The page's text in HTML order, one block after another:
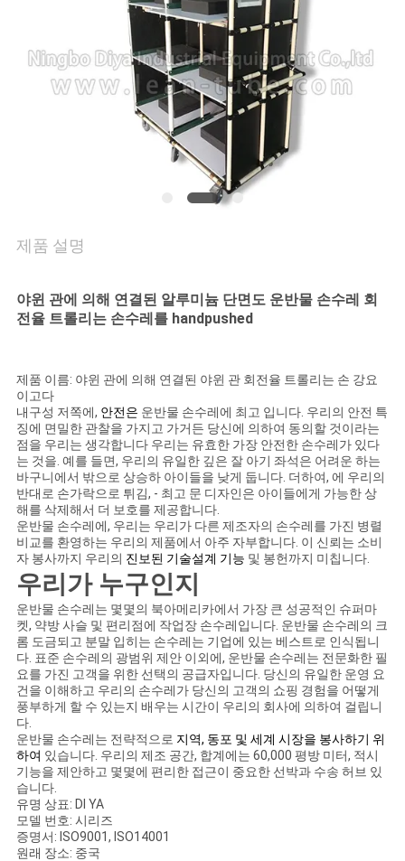
케
이
조
회
를
요
청
하
다
사
이
트
맵
제품 설명
야윈 관에 의해 연결된 알루미늄 단면도 운반물 손수레 회
전율 트롤리는 손수레를 handpushed
제품 이름: 야윈 관에 의해 연결된 야윈 관 회전율 트롤리는 손 강요
이고다
내구성 저쪽에, 안전은 운반물 손수레에 최고 입니다. 우리의 안전 특
징에 면밀한 관찰을 가지고 가거든 당신에 의하여 동의할 것이라는
점을 우리는 생각합니다 우리는 유효한 가장 안전한 손수레가 있다
는 것을. 예를 들면, 우리의 유일한 깊은 잘 아기 좌석은 어려운 하는
바구니에서 밖으로 상승하 아이들을 낮게 둡니다. 더하여, 에 우리의
반대로 손가락으로 튀김, - 최고 문 디자인은 아이들에게 가능한 상
해를 삭제해서 더 보호를 제공합니다.
운반물 손수레에, 우리는 우리가 다른 제조자의 손수레를 가진 병렬
비교를 환영하는 우리의 제품에서 아주 자부합니다. 이 신뢰는 소비
자 봉사까지 우리의 진보된 기술설계 기능 및 봉헌까지 미칩니다.
우리가 누구인지
운반물 손수레는 몇몇의 북아메리카에서 가장 큰 성공적인 슈퍼마
켓, 약방 사슬 및 편리점에 작업장 손수레입니다. 운반물 손수레의 크
롬 도금되고 분말 입히는 손수레는 기업에 있는 베스트로 인식됩니
다. 표준 손수레의 광범위 제안 이외에, 운반물 손수레는 전문화한 필
요를 가진 고객을 위한 선택의 공급자입니다. 당신의 유일한 운영 요
건을 이해하고 우리의 손수레가 당신의 고객의 쇼핑 경험을 어떻게
풍부하게 할 수 있는지 배우는 시간이 우리의 회사에 의하여 걸립니
다.
운반물 손수레는 전략적으로 지역, 동포 및 세계 시장을 봉사하기 위
하여 있습니다. 우리의 제조 공간, 합계에는 60,000 평방 미터, 적시
기능을 제안하고 몇몇에 편리한 접근이 중요한 선박과 수송 허브 있
습니다.
유명 상표: DI YA
모델 번호: 시리즈
증명서: ISO9001, ISO14001
원래 장소: 중국